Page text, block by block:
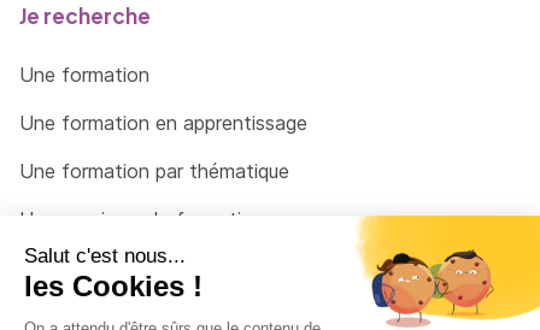
Je recherche
Une formation
Une formation en apprentissage
Une formation par thématique
Un organisme de formation
Un conseiller